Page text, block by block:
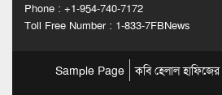
Phone : +1-954-740-7172
Toll Free Number : 1-833-7FBNews
Sample Page কবি হেলাল হাফিজের